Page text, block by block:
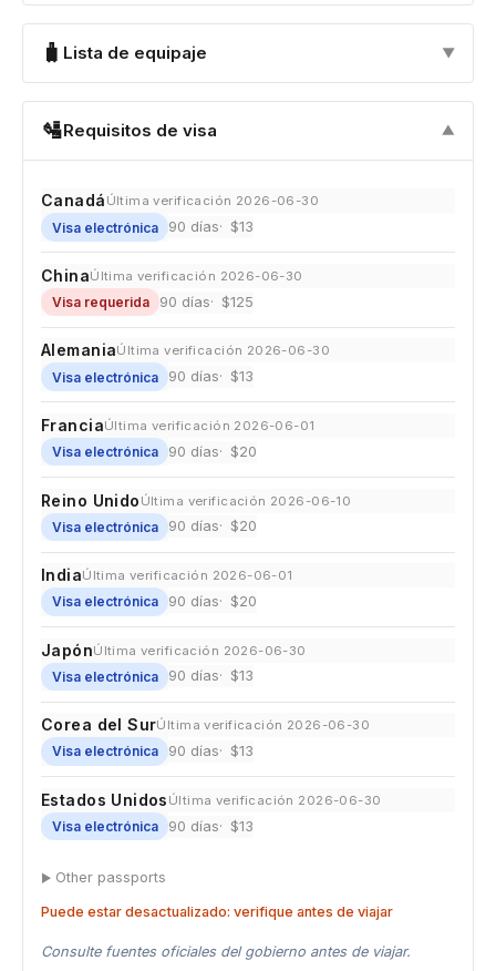
🧳 Lista de equipaje ▼
🛂Requisitos de visa ▼
Canadá Última verificación 2026-06-30
Visa electrónica 90 días $13
ChinaÚltima verificación 2026-06-30
Visa requerida 90 días $125
AlemaniaÚltima verificación 2026-06-30
Visa electrónica 90 días $13
FranciaÚltima verificación 2026-06-01
Visa electrónica 90 días $20
Reino Unido Última verificación 2026-06-10
Visa electrónica 90 días $20
IndiaÚltima verificación 2026-06-01
Visa electrónica 90 días $20
JapónÚltima verificación 2026-06-30
Visa electrónica 90 días $13
Corea del SurÚltima verificación 2026-06-30
Visa electrónica 90 días $13
Estados Unidos Última verificación 2026-06-30
Visa electrónica 90 días $13
Other passports
Puede estar desactualizado: verifique antes de viajar
Consulte fuentes oficiales del gobierno antes de viajar.